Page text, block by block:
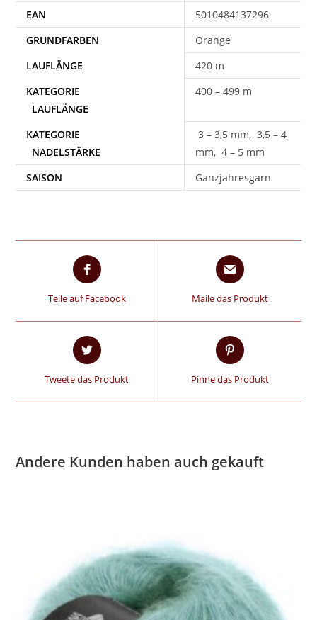
EAN
5010484137296
Orange
420 m
400 – 499 m
3 – 3,5 mm, 3,5 – 4
mm, 4 – 5 mm
SAISON
Ganzjahresgarn
Teile auf Facebook Maile das Produkt
Tweete das Produkt Pinne das Produkt
Andere Kunden haben auch gekauft